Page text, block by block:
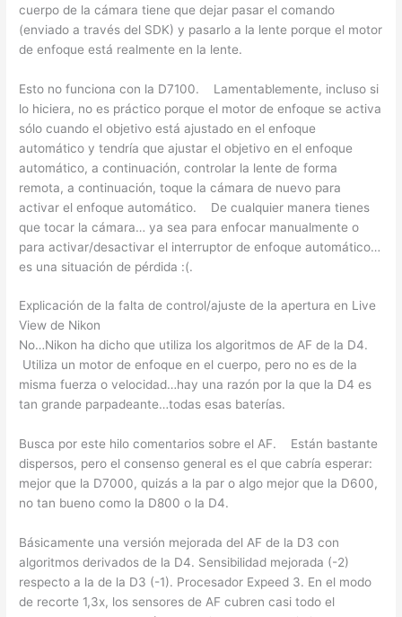
cuerpo de la cámara tiene que dejar pasar el comando
(enviado a través del SDK) y pasarlo a la lente porque el motor
de enfoque está realmente en la lente.
Esto no funciona con la D7100. Lamentablemente, incluso si
lo hiciera, no es práctico porque el motor de enfoque se activa
sólo cuando el objetivo está ajustado en el enfoque
automático y tendría que ajustar el objetivo en el enfoque
automático, a continuación, controlar la lente de forma
remota, a continuación, toque la cámara de nuevo para
activar el enfoque automático. De cualquier manera tienes
que tocar la cámara… ya sea para enfocar manualmente o
para activar/desactivar el interruptor de enfoque automático…
es una situación de pérdida :(.
Explicación de la falta de control/ajuste de la apertura en Live
View de Nikon
No…Nikon ha dicho que utiliza los algoritmos de AF de la D4.
Utiliza un motor de enfoque en el cuerpo, pero no es de la
misma fuerza o velocidad…hay una razón por la que la D4 es
tan grande parpadeante…todas esas baterías.
Busca por este hilo comentarios sobre el AF. Están bastante
dispersos, pero el consenso general es el que cabría esperar:
mejor que la D7000, quizás a la par o algo mejor que la D600,
no tan bueno como la D800 o la D4.
Básicamente una versión mejorada del AF de la D3 con
algoritmos derivados de la D4. Sensibilidad mejorada (-2)
respecto a la de la D3 (-1). Procesador Expeed 3. En el modo
de recorte 1,3x, los sensores de AF cubren casi todo el